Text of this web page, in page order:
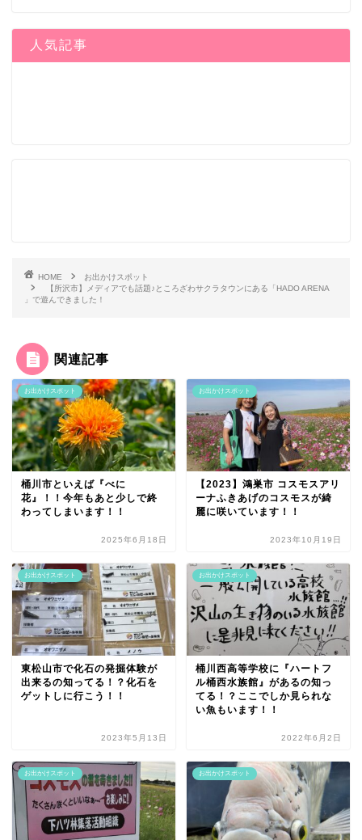
人気記事
HOME
お出かけスポット
【所沢市】メディアでも話題♪ところざわサクラタウンにある「HADO ARENA
」で遊んできました！
関連記事
お出かけスポット
桶川市といえば『べに
花』！！今年もあと少しで終
わってしまいます！！
2025年6月18日
お出かけスポット
【2023】鴻巣市 コスモスアリ
ーナふきあげのコスモスが綺
麗に咲いています！！
2023年10月19日
お出かけスポット
東松山市で化石の発掘体験が
出来るの知ってる！？化石を
ゲットしに行こう！！
2023年5月13日
お出かけスポット
桶川西高等学校に『ハートフ
ル桶西水族館』があるの知っ
てる！？ここでしか見られな
い魚もいます！！
2022年6月2日
お出かけスポット お出かけスポット